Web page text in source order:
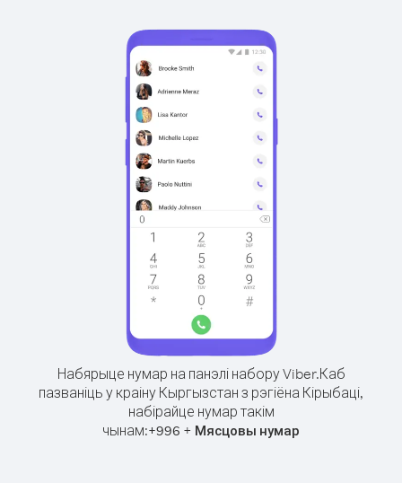
Набярыце нумар на панэлі набору Viber.Каб
пазваніць у краіну Кыргызстан з рэгіёна Кірыбаці,
набірайце нумар такім
чынам:+996 + Мясцовы нумар